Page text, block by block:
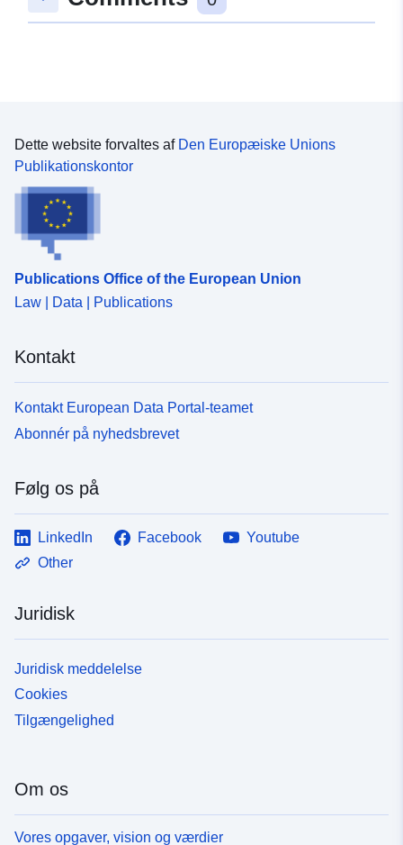
Svarer til:
Ressource:
Identifikatorer:
uriRef:
Dette website forvaltes af Den Europæiske Unions
Publikationskontor
Publications Office of the European Union
Law | Data | Publications
Kontakt
Kontakt European Data Portal-teamet
Abonnér på nyhedsbrevet
Følg os på
LinkedIn Facebook
Youtube
Other
Juridisk
Juridisk meddelelse
Cookies
Tilgængelighed
Om os
Vores opgaver, vision og værdier